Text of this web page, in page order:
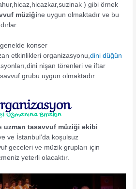
) gibi örnek
müziğine uygun olmaktadır ve bu
genelde konser
etkinlikleri organizasyonu,dini düğün
nişan törenleri ve iftar
grubu uygun olmaktadır.
uzman tasavvuf müziği ekibi
ve İstanbul’da koşulsuz
geceleri ve müzik grupları için
yeterli olacaktır.